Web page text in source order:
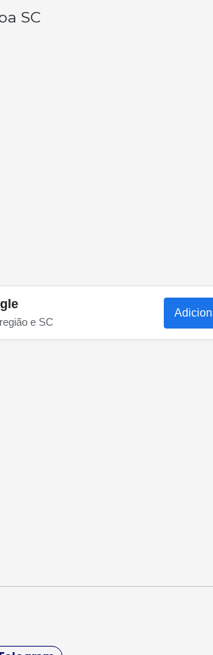
SC
e SC